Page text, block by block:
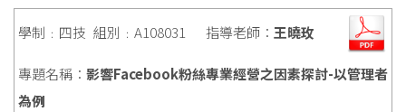
學制﹕四技 組別﹕A108031 指導老師： 王曉玫
專題名稱： 影響Facebook粉絲專業經營之因素探討-以管理者
為例